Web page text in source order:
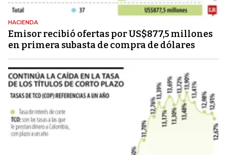
HACIENDA
Emisor recibió ofertas por US$877,5 millones
en primera subasta de compra de dólares